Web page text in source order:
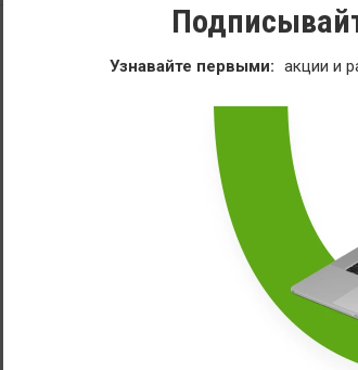
Узнавайте первыми: акции и